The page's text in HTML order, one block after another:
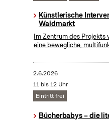
Künstlerische
Waidmarkt
Im Zentrum des Projekts
eine bewegliche,
2.6.2026
11 bis 12 Uhr
Eintritt frei
Bücherbabys – die